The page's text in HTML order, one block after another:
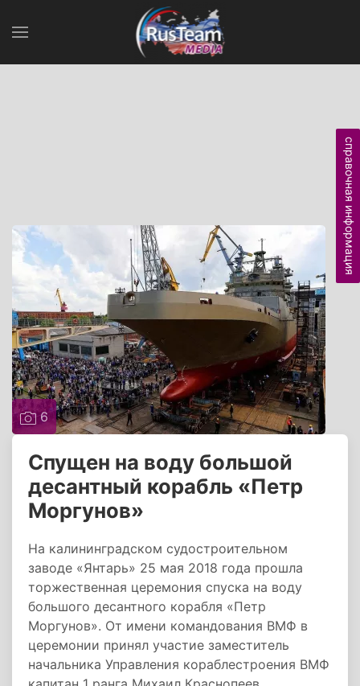
6
Спущен на воду большой
десантный корабль «Петр
Моргунов»
На калининградском судостроительном
заводе «Янтарь» 25 мая 2018 года прошла
торжественная церемония спуска на воду
большого десантного корабля «Петр
Моргунов». От имени командования ВМФ в
церемонии принял участие заместитель
начальника Управления кораблестроения ВМФ
справочная информация